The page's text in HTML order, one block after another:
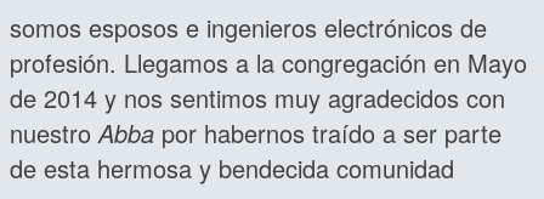
somos esposos e ingenieros electrónicos de
profesión. Llegamos a la congregación en Mayo
de 2014 y nos sentimos muy agradecidos con
nuestroAbba por habernos traído a ser parte
de esta hermosa y bendecida comunidad